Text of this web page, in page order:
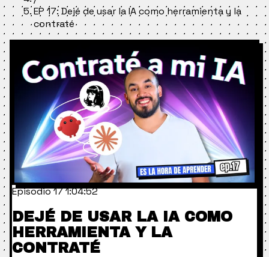
EP 17: Dejé de usar la IA como herramienta y la
contraté
Episodio 171:04:52
DEJÉ DE USAR LA IA COMO
HERRAMIENTA Y LA
CONTRATÉ